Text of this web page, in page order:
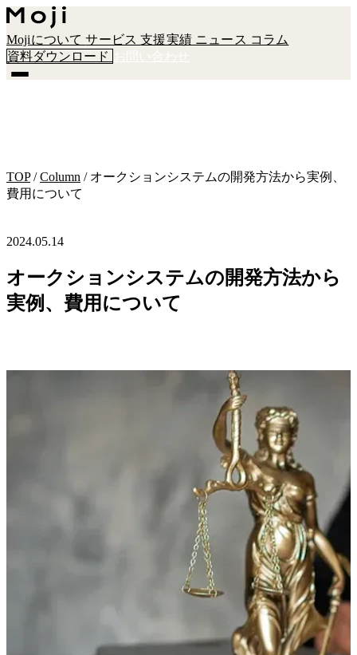
Mojiについてサービス支援実績 ニュース コラム
資料ダウンロード
TOP / Column / オークションシステムの開発方法から実例、
費用について
2024.05.14
オークションシステムの開発方法から
実例、費用について